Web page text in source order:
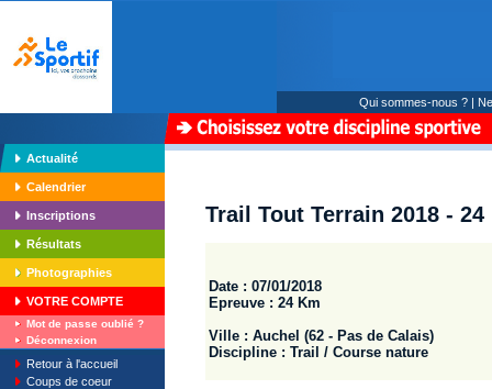
Qui sommes-nous ? |
Actualité
Calendrier
Inscriptions
Résultats
Photographies
VOTRE COMPTE
Mot de passe oublié ?
Déconnexion
Retour à l'accueil
Coups de coeur
Trail Tout Terrain 2018 - 24
Date : 07/01/2018
Epreuve : 24 Km
Ville : Auchel (62 - Pas de Calais)
Discipline : Trail / Course nature